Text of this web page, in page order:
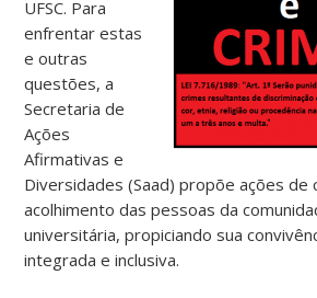
UFSC. Para
enfrentar estas
e outras
questões, a
Secretaria de
Ações
Afirmativas e
Diversidades (Saad) propõe ações de
acolhimento das pessoas da
universitária, propiciando sua
integrada e inclusiva.